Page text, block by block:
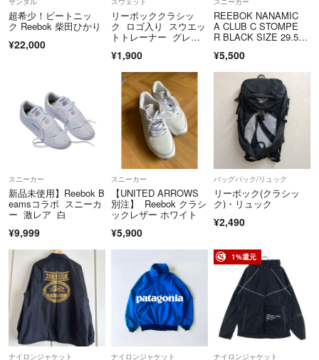
にされる方がいるので、そういった方は購入はしないでください。
どうしても気になる方はコメント頂ければ発送料着払いでお客様負担に
変更して大きめのサイズで発送させて頂きます。
その際は(現在金額+着払い料金)でお支払い金額は高くなります。
配送中の破損や紛失等のトラブルにつきましては保証は出来ませんので
ご了承下さい。
出品中の商品は削除する場合がございます。欲しい商品がございました
基本 取り置き 専用出品等はしておりません。
疑問点、質問などがございましたらコメントからお願い致します。
他の品物とまとめ買いなどご希望でしたらコメントからお願いします、
ください。
いきなり購入して頂いてもかまいませんが、保管期間中に傷みなどが発
生している可能性がございますのでご了承ください。
安心したお取引が出来るように心がけます。
どうぞよろしくお願い致します。
超希少！ビートニッ
ク Reebok 柴田ひかり
¥22,000
リーボッククラシッ
ク ロゴ入り スウエッ
トトレーナー グレー
¥1,900
REEBOK NANAMIC
A CLUB C STOMPE
R BLACK SIZE 29.5c
¥5,500
スニーカー
新品未使用】Reebok B
eamsコラボ スニーカ
ー 激レア 白
¥9,999
スニーカー
【UNITED ARROWS
別注】 Reebok クラシ
ックレザー ホワイト
¥5,900
バッグパック/リュック
リーボック(クラシッ
ク)・リュック
¥2,490
ナイロンジャケット ナイロンジャケット
1%還元
ナイロンジャケット